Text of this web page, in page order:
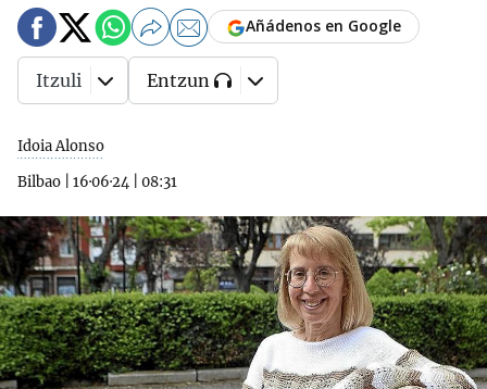
Idoia Alonso
Bilbao
16·06·24 08:31
Añádenos en Google
Itzuli Entzun